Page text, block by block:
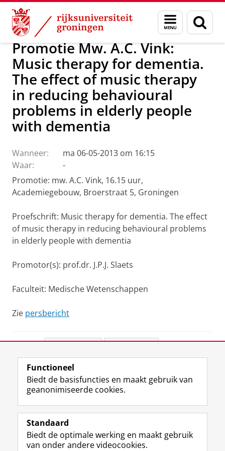
Skip
Content
Skip
Navigation
Menu
en
zoeken
Over ons Actueel Nieuws
Promotie Mw. A.C. Vink:
Music therapy for dementia.
The effect of music therapy
in reducing behavioural
problems in elderly people
with dementia
Wanneer:
ma 06-05-2013 om 16:15
Waar:
-
Promotie: mw. A.C. Vink, 16.15 uur,
Academiegebouw, Broerstraat 5, Groningen
Proefschrift: Music therapy for dementia. The effect
of music therapy in reducing behavioural problems
in elderly people with dementia
Promotor(s): prof.dr. J.P.J. Slaets
Faculteit: Medische Wetenschappen
Zie persbericht
View this page in:English
Volg de RUG
F
a
e
b
L
i
k
e
R
S
-
f
I
n
t
Y
o
T
Studiekiezers
Functioneel
Biedt de basisfuncties en maakt gebruik van
geanonimiseerde cookies.
Standaard
Biedt de optimale werking en maakt gebruik
van onder andere videocookies.